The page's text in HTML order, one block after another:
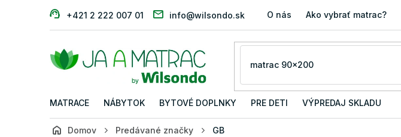
+421 2 222 007 01 info@wilsondo.sk O nás Ako vybrať matrac?
MATRACE NÁBYTOK BYTOVÉ DOPLNKY PRE DETI VÝPREDAJ SKLADU
Domov Predávané značky GB